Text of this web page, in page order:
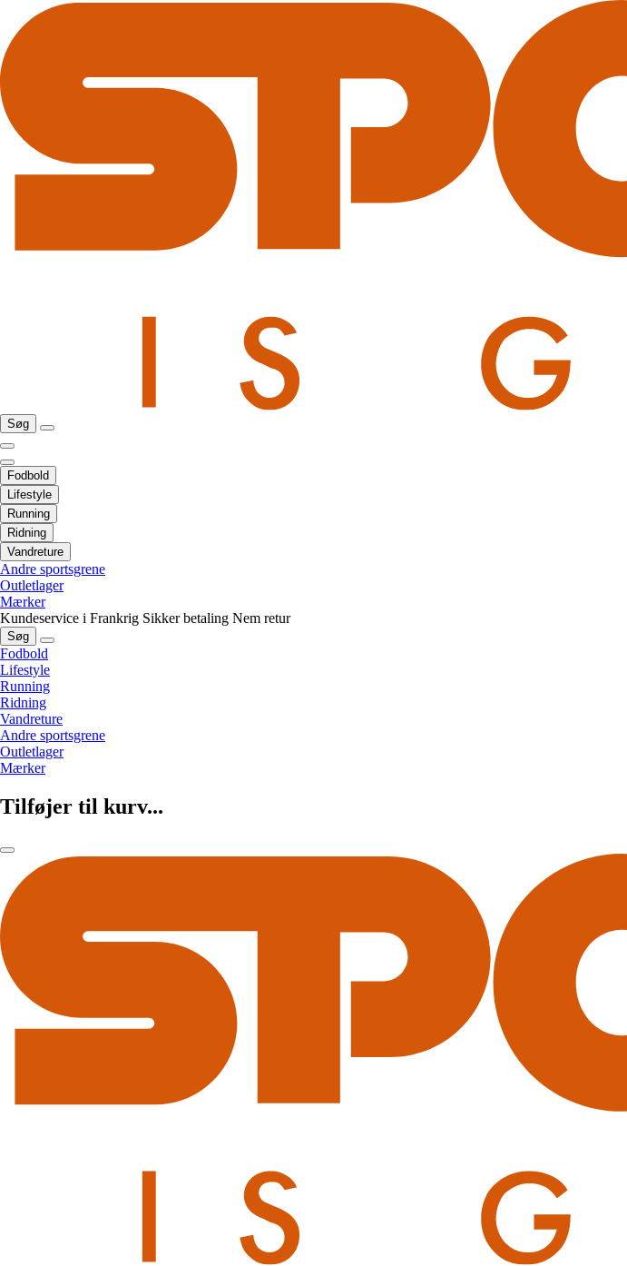
Søg
Fodbold
Lifestyle
Running
Ridning
Vandreture
Andre sportsgrene
Outletlager
Mærker
Kundeservice i Frankrig Sikker betaling Nem retur
Søg
Fodbold
Lifestyle
Running
Ridning
Vandreture
Andre sportsgrene
Outletlager
Mærker
Tilføjer til kurv...